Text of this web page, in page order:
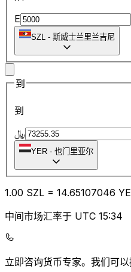
E
SZL - 斯威士兰里兰吉尼
到
到
﷼
YER - 也门里亚尔
1.00 SZL = 14.65107046
中间市场汇率于 UTC 15:34
立即咨询货币专家。 我们可以